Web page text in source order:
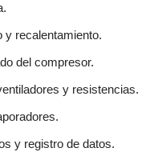
y recalentamiento.
del compresor.
y resistencias.
y registro de datos.